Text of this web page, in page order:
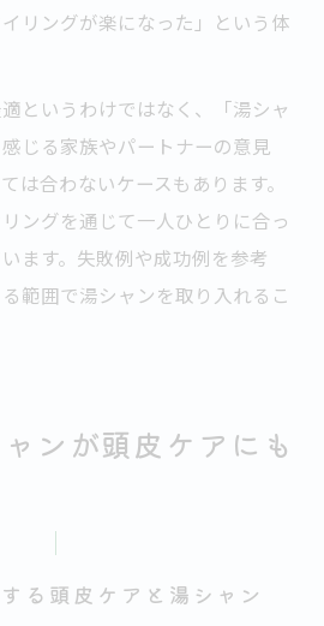
リングが楽になった」という体
というわけではなく、「湯シャ
じる家族やパートナーの意見
は合わないケースもあります。
ングを通じて一人ひとりに合っ
ます。失敗例や成功例を参考
範囲で湯シャンを取り入れるこ
ンが頭皮ケアにも
る頭皮ケアと湯シャン